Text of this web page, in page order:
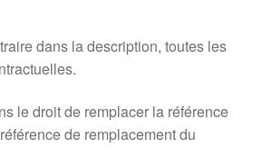
dans la description, toutes les
le droit de remplacer la référence
de remplacement du